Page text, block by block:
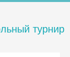
турнир